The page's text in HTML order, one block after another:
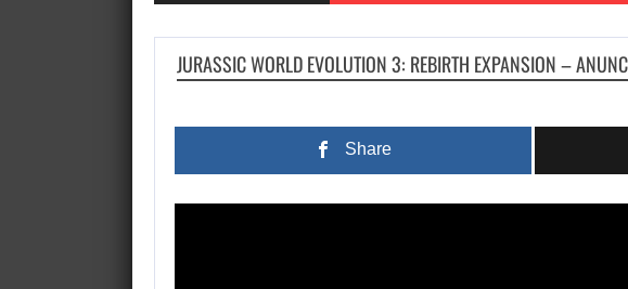
JURASSIC WORLD EVOLUTION 3: REBIRTH EXPANSION –
Share